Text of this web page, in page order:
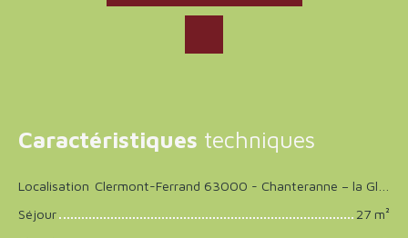
Caractéristiques techniques
Localisation
Séjour
27 m²